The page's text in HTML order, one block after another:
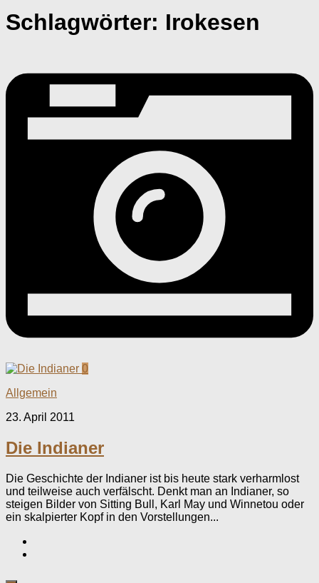
Schlagwörter: Irokesen
0
Allgemein
23. April 2011
Die Indianer
Die Geschichte der Indianer ist bis heute stark verharmlost
und teilweise auch verfälscht. Denkt man an Indianer, so
steigen Bilder von Sitting Bull, Karl May und Winnetou oder
ein skalpierter Kopf in den Vorstellungen...